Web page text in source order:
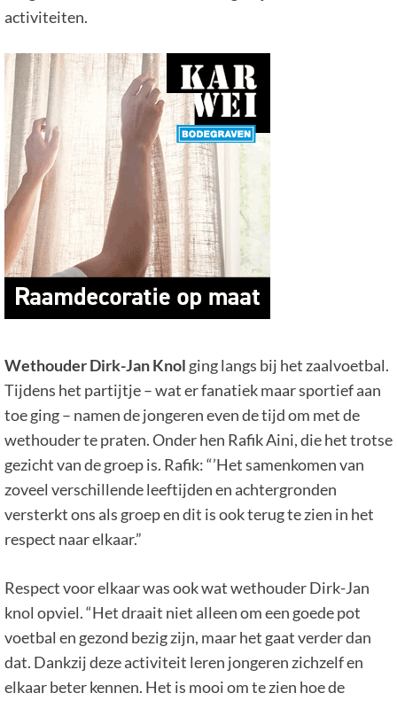
activiteiten.
Wethouder Dirk-Jan Knol ging langs bij het zaalvoetbal.
Tijdens het partijtje – wat er fanatiek maar sportief aan
toe ging – namen de jongeren even de tijd om met de
wethouder te praten. Onder hen Rafik Aini, die het trotse
gezicht van de groep is. Rafik: “’Het samenkomen van
zoveel verschillende leeftijden en achtergronden
versterkt ons als groep en dit is ook terug te zien in het
respect naar elkaar.”
Respect voor elkaar was ook wat wethouder Dirk-Jan
knol opviel. “Het draait niet alleen om een goede pot
voetbal en gezond bezig zijn, maar het gaat verder dan
dat. Dankzij deze activiteit leren jongeren zichzelf en
elkaar beter kennen. Het is mooi om te zien hoe de